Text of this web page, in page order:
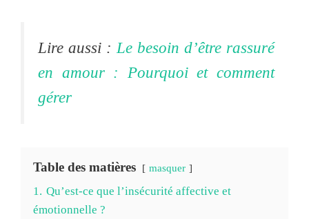
Lire aussi : Le besoin d’être rassuré
en amour : Pourquoi et comment
gérer
Table des matières masquer
1. Qu’est-ce que l’insécurité affective et
émotionnelle ?